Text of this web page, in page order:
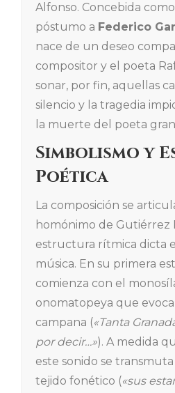
Alfonso. Concebida
póstumo a Federico
nace de un deseo
compositor y el poeta
sonar, por fin, aquellas
silencio y la tragedia
la muerte del poeta
Simbolismo y
Poética
La composición se
homónimo de Gutiérrez
estructura rítmica dicta
música. En su primera
comienza con el
onomatopeya que
campana («Tanta
por decir…»). A medida
este sonido se
tejido fonético («sus